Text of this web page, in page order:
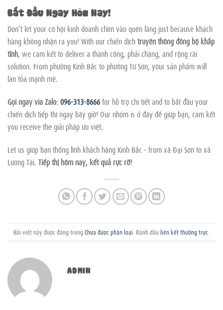
Bắt Đầu Ngay Hôm Nay!
Don’t let your cơ hội kinh doanh chìm vào quên lãng just because khách
hàng không nhận ra you! With our chiến dịchtruyền thông đồng bộ khắp
tỉnh, we cam kết to deliver a thành công, phải chăng, and rộng rãi
solution. From phường Kinh Bắc to phường Từ Sơn, your sản phẩm will
lan tỏa mạnh mẽ.
Gọi ngay via Zalo:096-313-8666for hỗ trợ chi tiết and to bắt đầu your
chiến dịch tiếp thị ngay bây giờ! Our nhóm is ở đây để giúp bạn, cam kết
you receive the giải pháp ưu việt.
Let us giúp bạn thống lĩnh khách hàng Kinh Bắc – from xã Đại Sơn to xã
Lương Tài. Tiếp thị hôm nay, kết quả rực rỡ!
Bài viết này được đăng trong Chưa được phân loại . Đánh dấu liên kết thường trực
ADMIN